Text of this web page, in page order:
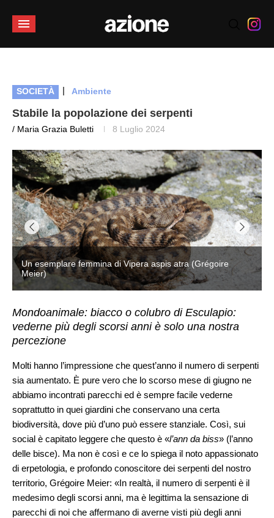
SOCIETÀ | Ambiente
Stabile la popolazione dei serpenti
/ Maria Grazia Buletti 8 Luglio 2024
Un esemplare femmina di Vipera aspis atra (Grégoire
Meier)
Mondoanimale: biacco o colubro di Esculapio:
vederne più degli scorsi anni è solo una nostra
percezione
Molti hanno l’impressione che quest’anno il numero di serpenti
sia aumentato. È pure vero che lo scorso mese di giugno ne
abbiamo incontrati parecchi ed è sempre facile vederne
soprattutto in quei giardini che conservano una certa
biodiversità, dove più d’uno può essere stanziale. Così, sui
social è capitato leggere che questo è «l’ann da biss» (l’anno
delle bisce). Ma non è così e ce lo spiega il noto appassionato
di erpetologia, e profondo conoscitore dei serpenti del nostro
territorio, Grégoire Meier: «In realtà, il numero di serpenti è il
medesimo degli scorsi anni, ma è legittima la sensazione di
parecchi di noi che affermano di averne visti più degli anni